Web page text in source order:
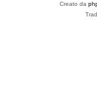
Creato da